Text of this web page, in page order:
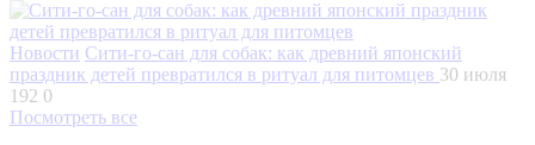
Новости Сити-го-сан для собак: как древний японский
праздник детей превратился в ритуал для питомцев 30 июля
192 0
Посмотреть все